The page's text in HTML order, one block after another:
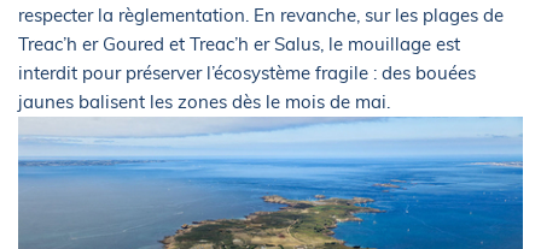
respecter la règlementation. En revanche, sur les plages de
Treac’h er Goured et Treac’h er Salus, le mouillage est
interdit pour préserver l’écosystème fragile : des bouées
jaunes balisent les zones dès le mois de mai.